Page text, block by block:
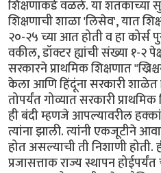
शिक्षणाकडे वळले. या शतकाच्या
शिक्षणाची शाळा 'लिसेव', यात
२०-२५ च्या आत होती व हा कोर्स
वकील, डॉक्टर ह्यांची संख्या १-२
सरकारने प्राथमिक शिक्षणात
केला आणि हिंदूंना सरकारी शाळेत
तोपर्यंत गोव्यात सरकारी
ही बंदी म्हणजे आपल्यावरील
त्यांना झाली. त्यांनी एकजूटीने
होत असल्याची ती निशाणी होती.
प्रजासत्ताक राज्य स्थापन